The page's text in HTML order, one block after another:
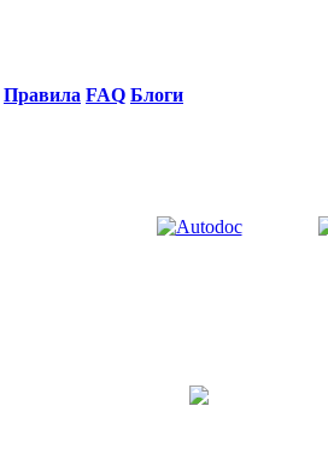
Правила FAQ Блоги